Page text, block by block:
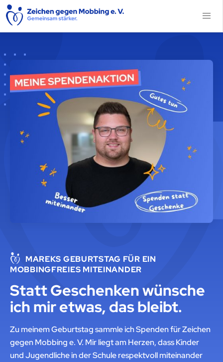
MAREKS GEBURTSTAG FÜR EIN
MOBBINGFREIES MITEINANDER
Statt Geschenken wünsche
ich mir etwas, das bleibt.
Zu meinem Geburtstag sammle ich Spenden für Zeichen
gegen Mobbing e. V. Mir liegt am Herzen, dass Kinder
und Jugendliche in der Schule respektvoll miteinander